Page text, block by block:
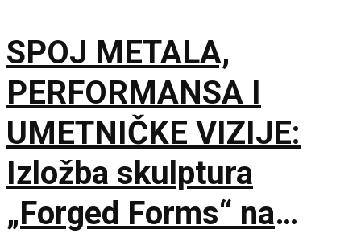
SPOJ METALA,
PERFORMANSA I
UMETNIČKE VIZIJE:
Izložba skulptura
„Forged Forms“ na